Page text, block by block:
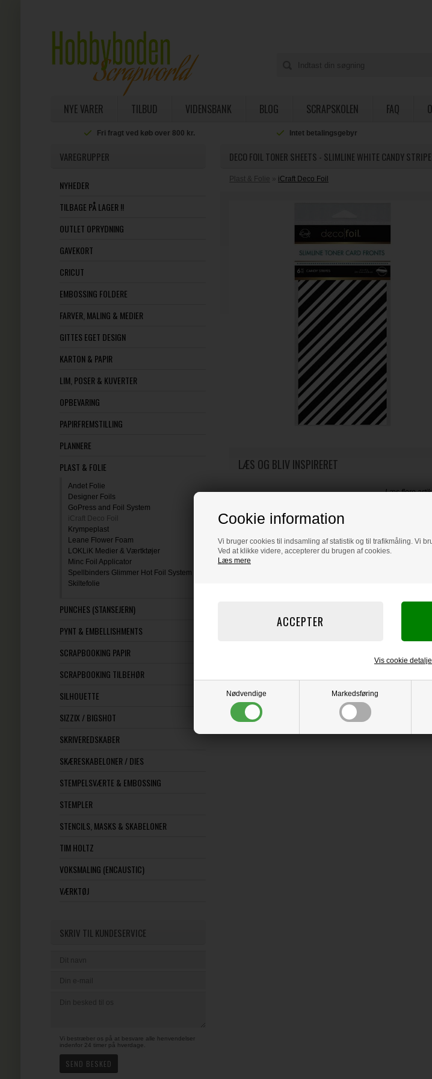
Cookie information
Vi bruger cookies til indsamling af statistik og til trafikmåling. Vi
Ved at klikke videre, accepterer du brugen af cookies.
Læs mere
Nødvendige Markedsføring
Vis cookie
NYE VARER TILBUD VIDENSBANK BLOG SCRAPSKOLEN FAQ
Fri fragt ved køb over 800 kr. Intet betalingsgebyr
VAREGRUPPER
NYHEDER
TILBAGE PÅ LAGER !!
OUTLET OPRYDNING
GAVEKORT
CRICUT
EMBOSSING FOLDERE
FARVER, MALING & MEDIER
GITTES EGET DESIGN
KARTON & PAPIR
LIM, POSER & KUVERTER
OPBEVARING
PAPIRFREMSTILLING
PLANNERE
PLAST & FOLIE
Andet Folie
Designer Foils
GoPress and Foil System
iCraft Deco Foil
Krympeplast
Leane Flower Foam
LOKLiK Medier & Værtktøjer
Minc Foil Applicator
Spellbinders Glimmer Hot Foil System
Skiltefolie
PUNCHES (STANSEJERN)
PYNT & EMBELLISHMENTS
SCRAPBOOKING PAPIR
SCRAPBOOKING TILBEHØR
SILHOUETTE
SIZZIX / BIGSHOT
SKRIVEREDSKABER
SKÆRESKABELONER / DIES
STEMPELSVÆRTE & EMBOSSING
STEMPLER
STENCILS, MASKS & SKABELONER
TIM HOLTZ
VOKSMALING (ENCAUSTIC)
VÆRKTØJ
SKRIV TIL KUNDESERVICE
Vi bestræber os på at besvare alle henvendelser
indenfor 24 timer på hverdage.
DECO FOIL TONER SHEETS - SLIMLINE WHITE CANDY
Plast & Folie » iCraft Deco Foil
LÆS OG BLIV INSPIRERET
Læs flere